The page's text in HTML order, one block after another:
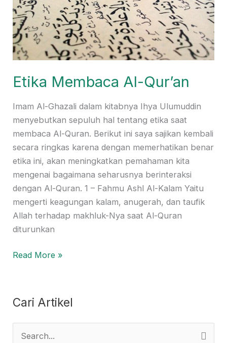
Etika Membaca Al-Qur’an
Imam Al-Ghazali dalam kitabnya Ihya Ulumuddin
menyebutkan sepuluh hal tentang etika saat
membaca Al-Quran. Berikut ini saya sajikan kembali
secara ringkas karena dengan memerhatikan benar
etika ini, akan meningkatkan pemahaman kita
mengenai bagaimana seharusnya berinteraksi
dengan Al-Quran. 1 – Fahmu Ashl Al-Kalam Yaitu
mengerti keagungan kalam, anugerah, dan taufik
Allah terhadap makhluk-Nya saat Al-Quran
diturunkan
Read More »
Cari Artikel